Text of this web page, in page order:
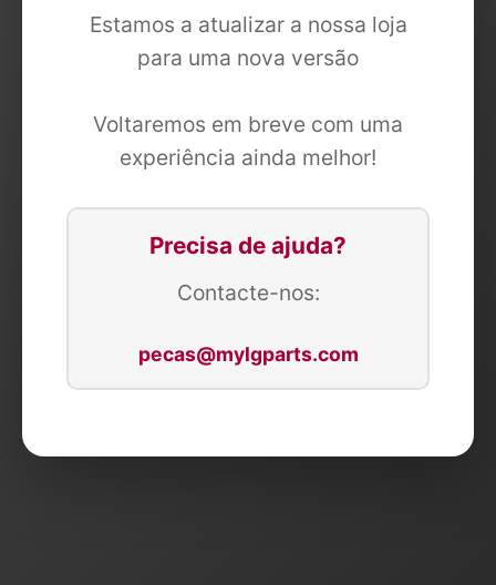
Estamos a atualizar a nossa loja
para uma nova versão
Voltaremos em breve com uma
experiência ainda melhor!
Precisa de ajuda?
Contacte-nos:
pecas@mylgparts.com